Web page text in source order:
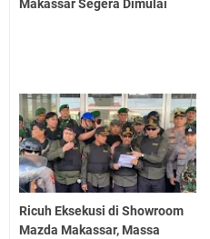
Makassar Segera Dimulai
Ricuh Eksekusi di Showroom
Mazda Makassar, Massa